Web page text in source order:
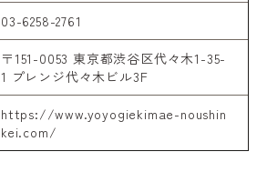
03-6258-2761
〒151-0053 東京都渋谷区代々木1-35-
1 プレンジ代々木ビル3F
https://www.yoyogiekimae-noushin
kei.com/